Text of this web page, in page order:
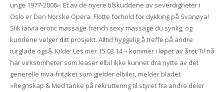
unge 1977-2006». Et av de nyere tilskuddene av severdigheter i
Oslo er Den Norske Opera. Flotte forhold for dykking på Svanøya!
Slik latvia erotic massage french sexy massage du synlig, og
kundene velger ditt prosjekt. Alltid hyggelig å treffe på andre
turglade også. Kilde: Les mer 15.03.14 – kommer i løpet av året Til nå
har virksomheter som leaser elbil ikke kunnet dra nytte av det
generelle mva-fritaket som gjelder elbiler, melder bladet
«Regnskap & Med tanke på rekruttering til styret fra andre deler